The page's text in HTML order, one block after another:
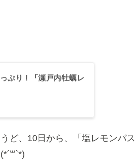
ぷり！「瀬戸内牡蠣レ
ど、10日から、「塩レモンパス